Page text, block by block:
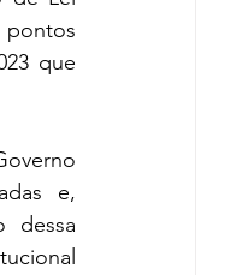
que
e,
dessa